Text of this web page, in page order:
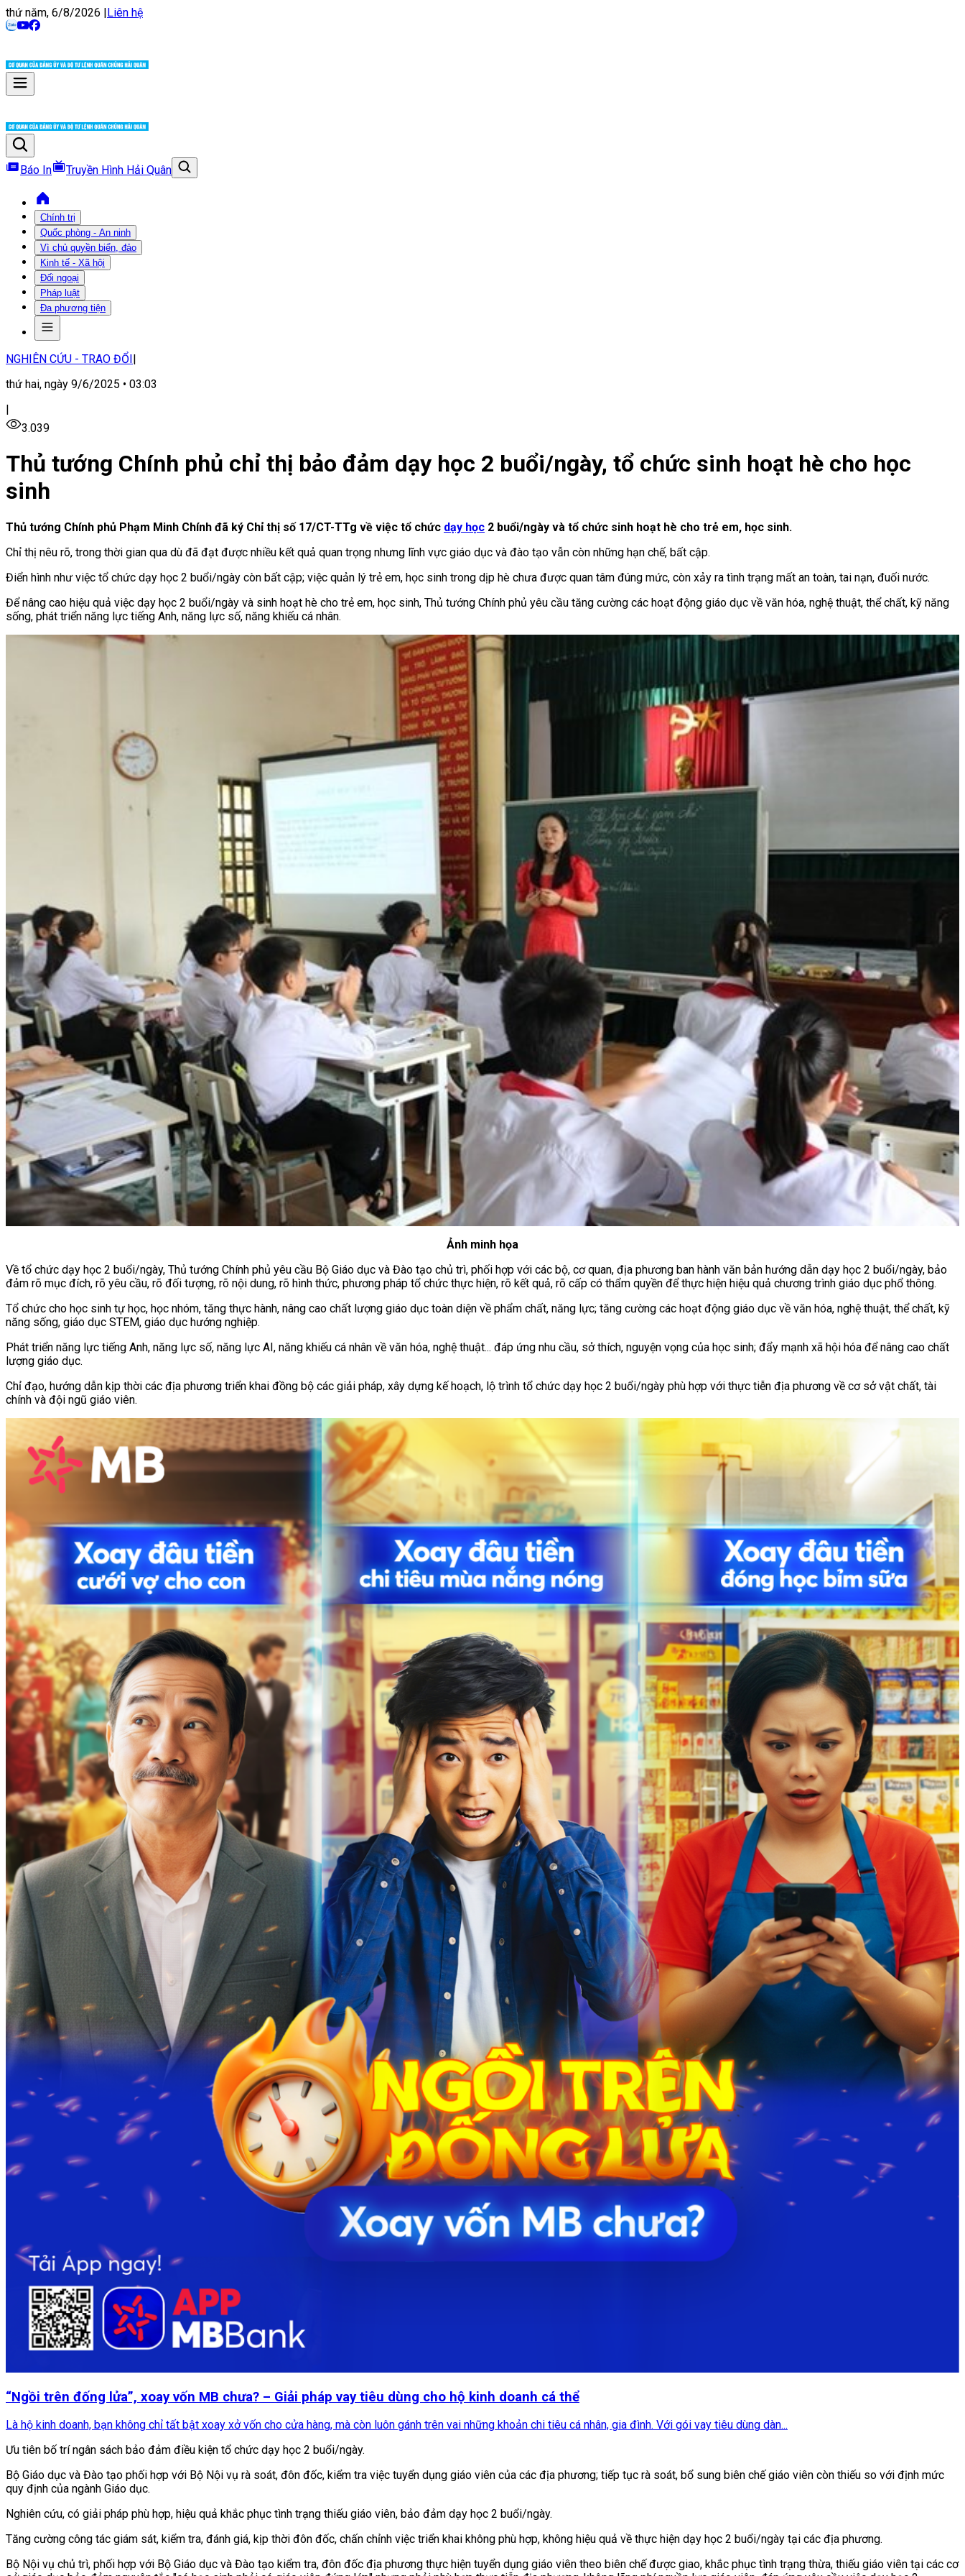
thứ năm, 6/8/2026 |Liên hệ
Báo In Truyền Hình Hải Quân
Chính trị
Quốc phòng - An ninh
Vì chủ quyền biển, đảo
Kinh tế - Xã hội
Đối ngoại
Pháp luật
Đa phương tiện
NGHIÊN CỨU - TRAO ĐỔI|
thứ hai, ngày 9/6/2025 • 03:03
|
3.039
Thủ tướng Chính phủ chỉ thị bảo đảm dạy học 2 buổi/ngày, tổ chức sinh hoạt hè cho học
sinh
Thủ tướng Chính phủ Phạm Minh Chính đã ký Chỉ thị số 17/CT-TTg về việc tổ chức dạy học 2 buổi/ngày và tổ chức sinh hoạt hè cho trẻ em, học sinh.
Chỉ thị nêu rõ, trong thời gian qua dù đã đạt được nhiều kết quả quan trọng nhưng lĩnh vực giáo dục và đào tạo vẫn còn những hạn chế, bất cập.
Điển hình như việc tổ chức dạy học 2 buổi/ngày còn bất cập; việc quản lý trẻ em, học sinh trong dịp hè chưa được quan tâm đúng mức, còn xảy ra tình trạng mất an toàn, tai nạn, đuối nước.
Để nâng cao hiệu quả việc dạy học 2 buổi/ngày và sinh hoạt hè cho trẻ em, học sinh, Thủ tướng Chính phủ yêu cầu tăng cường các hoạt động giáo dục về văn hóa, nghệ thuật, thể chất, kỹ năng
sống, phát triển năng lực tiếng Anh, năng lực số, năng khiếu cá nhân.
Ảnh minh họa
Về tổ chức dạy học 2 buổi/ngày, Thủ tướng Chính phủ yêu cầu Bộ Giáo dục và Đào tạo chủ trì, phối hợp với các bộ, cơ quan, địa phương ban hành văn bản hướng dẫn dạy học 2 buổi/ngày, bảo
đảm rõ mục đích, rõ yêu cầu, rõ đối tượng, rõ nội dung, rõ hình thức, phương pháp tổ chức thực hiện, rõ kết quả, rõ cấp có thẩm quyền để thực hiện hiệu quả chương trình giáo dục phổ thông.
Tổ chức cho học sinh tự học, học nhóm, tăng thực hành, nâng cao chất lượng giáo dục toàn diện về phẩm chất, năng lực; tăng cường các hoạt động giáo dục về văn hóa, nghệ thuật, thể chất, kỹ
năng sống, giáo dục STEM, giáo dục hướng nghiệp.
Phát triển năng lực tiếng Anh, năng lực số, năng lực AI, năng khiếu cá nhân về văn hóa, nghệ thuật... đáp ứng nhu cầu, sở thích, nguyện vọng của học sinh; đẩy mạnh xã hội hóa để nâng cao chất
lượng giáo dục.
Chỉ đạo, hướng dẫn kịp thời các địa phương triển khai đồng bộ các giải pháp, xây dựng kế hoạch, lộ trình tổ chức dạy học 2 buổi/ngày phù hợp với thực tiễn địa phương về cơ sở vật chất, tài
chính và đội ngũ giáo viên.
“Ngồi trên đống lửa”, xoay vốn MB chưa? – Giải pháp vay tiêu dùng cho hộ kinh doanh cá thể
Là hộ kinh doanh, bạn không chỉ tất bật xoay xở vốn cho cửa hàng, mà còn luôn gánh trên vai những khoản chi tiêu cá nhân, gia đình. Với gói vay tiêu dùng dàn...
Ưu tiên bố trí ngân sách bảo đảm điều kiện tổ chức dạy học 2 buổi/ngày.
Bộ Giáo dục và Đào tạo phối hợp với Bộ Nội vụ rà soát, đôn đốc, kiểm tra việc tuyển dụng giáo viên của các địa phương; tiếp tục rà soát, bổ sung biên chế giáo viên còn thiếu so với định mức
quy định của ngành Giáo dục.
Nghiên cứu, có giải pháp phù hợp, hiệu quả khắc phục tình trạng thiếu giáo viên, bảo đảm dạy học 2 buổi/ngày.
Tăng cường công tác giám sát, kiểm tra, đánh giá, kịp thời đôn đốc, chấn chỉnh việc triển khai không phù hợp, không hiệu quả về thực hiện dạy học 2 buổi/ngày tại các địa phương.
Bộ Nội vụ chủ trì, phối hợp với Bộ Giáo dục và Đào tạo kiểm tra, đôn đốc địa phương thực hiện tuyển dụng giáo viên theo biên chế được giao, khắc phục tình trạng thừa, thiếu giáo viên tại các cơ